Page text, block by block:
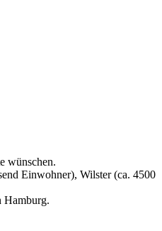
wünschen.
Einwohner), Wilster (ca. 4500
Hamburg.